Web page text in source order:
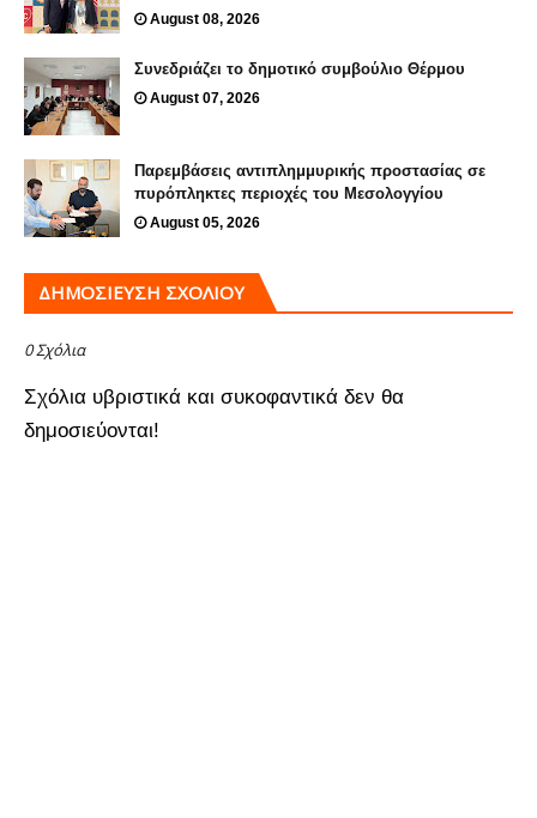
August 08, 2026
Συνεδριάζει το δημοτικό συμβούλιο Θέρμου
August 07, 2026
Παρεμβάσεις αντιπλημμυρικής προστασίας σε
πυρόπληκτες περιοχές του Μεσολογγίου
August 05, 2026
ΔΗΜΟΣΊΕΥΣΗ ΣΧΟΛΊΟΥ
0 Σχόλια
Σχόλια υβριστικά και συκοφαντικά δεν θα
δημοσιεύονται!